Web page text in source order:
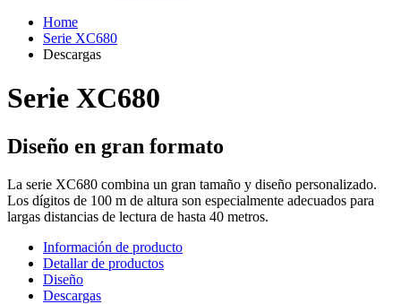
Home
Serie XC680
Descargas
Serie XC680
Diseño en gran formato
La serie XC680 combina un gran tamaño y diseño personalizado.
Los dígitos de 100 m de altura son especialmente adecuados para
largas distancias de lectura de hasta 40 metros.
Información de producto
Detallar de productos
Diseño
Descargas